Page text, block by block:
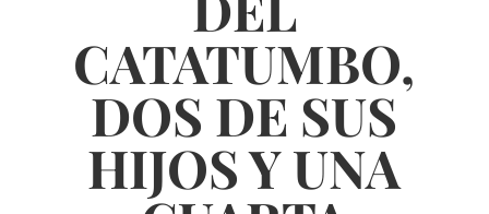
CATATUMBO,
DOS DE SUS
HIJOS Y UNA